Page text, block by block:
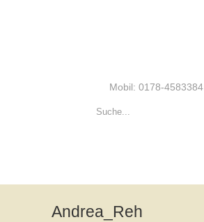
Mobil: 0178-4583384
Andrea_Reh